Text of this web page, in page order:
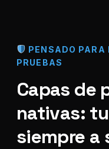
PENSADO PARA
PRUEBAS
Capas de
nativas:
siempre a